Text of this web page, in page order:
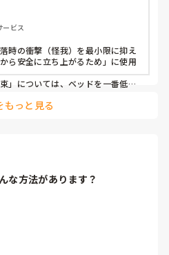
はすぐに対応できない事。
動き出しすぐに本人のところに
な外傷を軽減していく事を目的
る可能性があるから、だそうで
ます。僕が短慮な意見を提案し
たのか疑問です。
終わりました。
見が聞きたいです。
さい。
ビス
時の衝撃（怪我）を最小限に抑え
ら安全に立ち上がるため」に使用
」については、ベッドを一番低い
（拘束）に繋がるリスクを警戒し
ようにするケース」で話し合われ
見がすれ違ってしまいモヤモヤさ
夜勤の限られた状況で「重大な
想う素晴らしい視点だと思いま
もっと見る
な方法があります？
で転倒リスクが高い方や、点